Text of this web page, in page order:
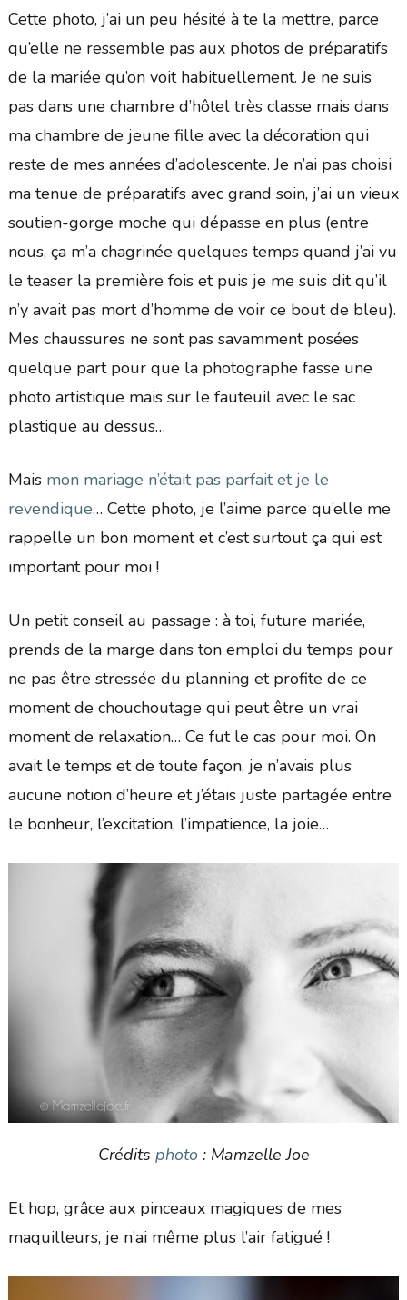
Cette photo, j’ai un peu hésité à te la mettre, parce
qu’elle ne ressemble pas aux photos de préparatifs
de la mariée qu’on voit habituellement. Je ne suis
pas dans une chambre d’hôtel très classe mais dans
ma chambre de jeune fille avec la décoration qui
reste de mes années d’adolescente. Je n’ai pas choisi
ma tenue de préparatifs avec grand soin, j’ai un vieux
soutien-gorge moche qui dépasse en plus (entre
nous, ça m’a chagrinée quelques temps quand j’ai vu
le teaser la première fois et puis je me suis dit qu’il
n’y avait pas mort d’homme de voir ce bout de bleu).
Mes chaussures ne sont pas savamment posées
quelque part pour que la photographe fasse une
photo artistique mais sur le fauteuil avec le sac
plastique au dessus…
Mais mon mariage n’était pas parfait et je le
revendique… Cette photo, je l’aime parce qu’elle me
rappelle un bon moment et c’est surtout ça qui est
important pour moi !
Un petit conseil au passage : à toi, future mariée,
prends de la marge dans ton emploi du temps pour
ne pas être stressée du planning et profite de ce
moment de chouchoutage qui peut être un vrai
moment de relaxation… Ce fut le cas pour moi. On
avait le temps et de toute façon, je n’avais plus
aucune notion d’heure et j’étais juste partagée entre
le bonheur, l’excitation, l’impatience, la joie…
Crédits photo: Mamzelle Joe
Et hop, grâce aux pinceaux magiques de mes
maquilleurs, je n’ai même plus l’air fatigué !